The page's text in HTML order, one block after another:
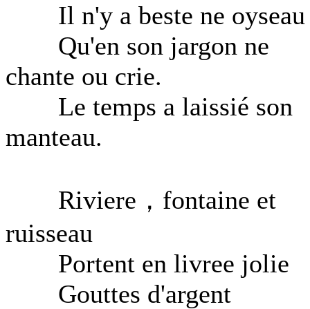
Il n'y a beste ne oyseau
Qu'en son jargon ne
chante ou crie.
Le temps a laissié son
manteau.
Riviere，fontaine et
ruisseau
Portent en livree jolie
Gouttes d'argent